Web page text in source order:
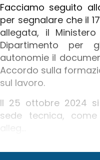
Facciamo seguito
per segnalare che il
allegata, il
Dipartimento per
autonomie il
Accordo sulla
sul lavoro.
Il 25 ottobre 2024
sede tecnica,